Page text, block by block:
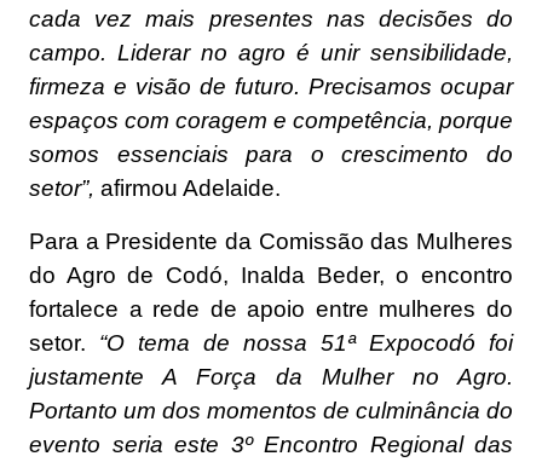
cada vez mais presentes nas decisões do
campo. Liderar no agro é unir sensibilidade,
firmeza e visão de futuro. Precisamos ocupar
espaços com coragem e competência, porque
somos essenciais para o crescimento do
setor”, afirmou Adelaide.
Para a Presidente da Comissão das Mulheres
do Agro de Codó, Inalda Beder, o encontro
fortalece a rede de apoio entre mulheres do
setor. “O tema de nossa 51ª Expocodó foi
justamente A Força da Mulher no Agro.
Portanto um dos momentos de culminância do
evento seria este 3º Encontro Regional das